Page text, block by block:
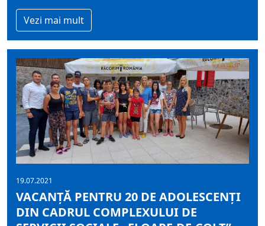
Vezi mai mult
19.07.2021
VACANȚĂ PENTRU 20 DE ADOLESCENȚI
DIN CADRUL COMPLEXULUI DE